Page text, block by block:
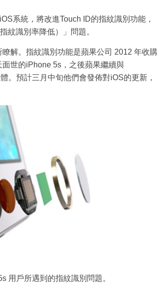
系統，將改進Touch ID的指紋識別功能，
紋識別率降低）」問題。
解。指紋識別功能是蘋果公司 2012 年收購
世的iPhone 5s，之後蘋果繼續與
。預計三月中旬他們會發佈對iOS的更新，
用戶所遇到的指紋識別問題。
成為 EJ Tech 會員
最新資訊（附創業懶人包），